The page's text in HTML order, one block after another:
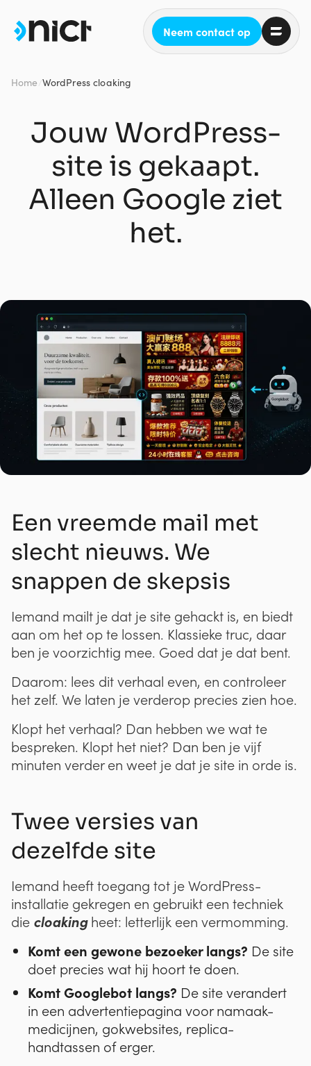
Neem contact op
Home WordPress cloaking
Jouw WordPress-
site is gekaapt.
Alleen Google ziet
het.
Een vreemde mail met
slecht nieuws. We
snappen de skepsis
Iemand mailt je dat je site gehackt is, en biedt
aan om het op te lossen. Klassieke truc, daar
ben je voorzichtig mee. Goed dat je dat bent.
Daarom: lees dit verhaal even, en controleer
het zelf. We laten je verderop precies zien hoe.
Klopt het verhaal? Dan hebben we wat te
bespreken. Klopt het niet? Dan ben je vijf
minuten verder en weet je dat je site in orde is.
Twee versies van
dezelfde site
Iemand heeft toegang tot je WordPress-
installatie gekregen en gebruikt een techniek
die cloakingheet: letterlijk een vermomming.
Komt een gewone bezoeker langs? De site
doet precies wat hij hoort te doen.
Komt Googlebot langs? De site verandert
in een advertentiepagina voor namaak-
medicijnen, gokwebsites, replica-
handtassen of erger.